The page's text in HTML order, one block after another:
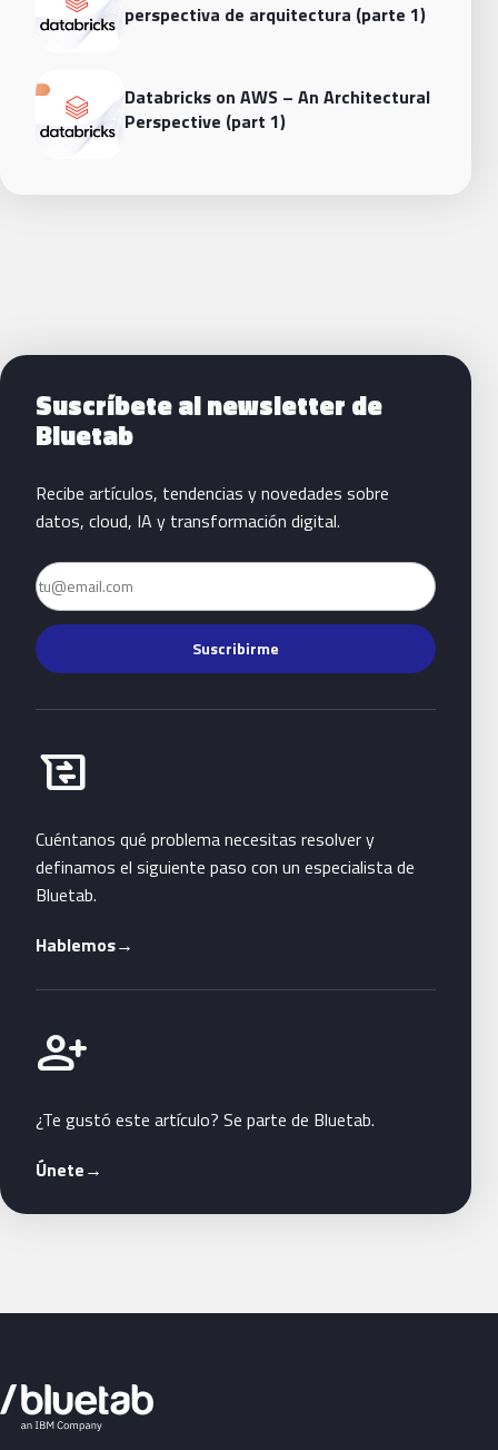
perspectiva de arquitectura (parte 1)
Databricks on AWS – An Architectural
Perspective (part 1)
Siguientes pasos con Bluetab
Suscríbete al newsletter de
Bluetab
Recibe artículos, tendencias y novedades sobre
datos, cloud, IA y transformación digital.
Email
Suscribirme
business_messages
Habla con Bluetab
Cuéntanos qué problema necesitas resolver y
definamos el siguiente paso con un especialista de
Bluetab.
Hablemos→
person_add
Únete a Bluetab
¿Te gustó este artículo? Se parte de Bluetab.
Únete→